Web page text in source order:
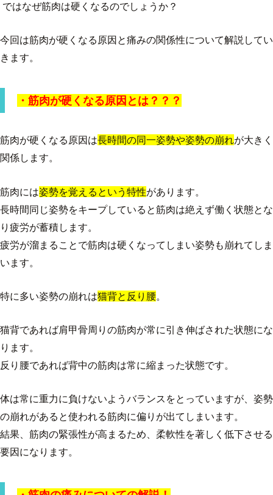
ではなぜ筋肉は硬くなるのでしょうか？
今回は筋肉が硬くなる原因と痛みの関係性について解説してい
きます。
・筋肉が硬くなる原因とは？？？
筋肉が硬くなる原因は長時間の同一姿勢や姿勢の崩れが大きく
関係します。
筋肉には姿勢を覚えるという特性があります。
長時間同じ姿勢をキープしていると筋肉は絶えず働く状態とな
り疲労が蓄積します。
疲労が溜まることで筋肉は硬くなってしまい姿勢も崩れてしま
います。
特に多い姿勢の崩れは猫背と反り腰。
猫背であれば肩甲骨周りの筋肉が常に引き伸ばされた状態にな
ります。
反り腰であれば背中の筋肉は常に縮まった状態です。
体は常に重力に負けないようバランスをとっていますが、姿勢
の崩れがあると使われる筋肉に偏りが出てしまいます。
結果、筋肉の緊張性が高まるため、柔軟性を著しく低下させる
要因になります。